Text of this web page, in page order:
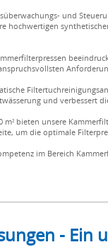
und
hochwertigen
und verbessert
bieten unsere
um die optimale
im Bereich
-